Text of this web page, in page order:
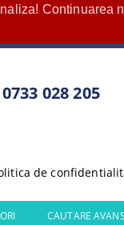
Continuarea
0733 028 205
de
CAUTARE